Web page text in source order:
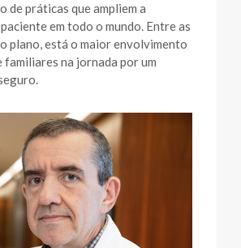
de práticas que ampliem a
em todo o mundo. Entre as
plano, está o maior envolvimento
familiares na jornada por um